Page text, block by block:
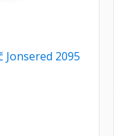
Jonsered 2095